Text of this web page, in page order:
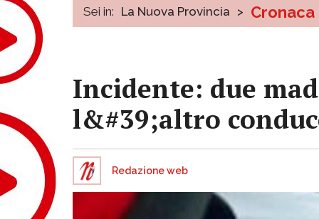
Sei in: La Nuova Provincia > Cronaca
Incidente: due
l&#39;altro
Redazione web